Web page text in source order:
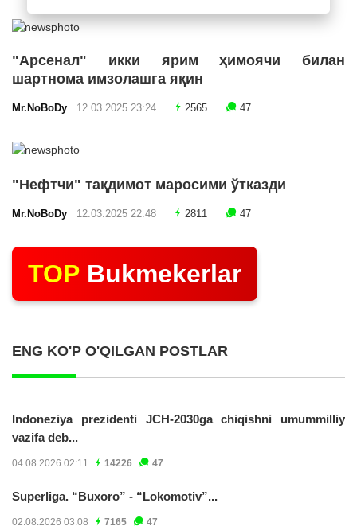
"Арсенал" икки ярим ҳимоячи билан
шартнома имзолашга яқин
Mr.NoBoDy 12.03.2025 23:24 2565 47
"Нефтчи" тақдимот маросими ўтказди
Mr.NoBoDy 12.03.2025 22:48 2811 47
TOP Bukmekerlar
ENG KO'P O'QILGAN POSTLAR
Indoneziya prezidenti JCH-2030ga chiqishni umummilliy
vazifa deb...
04.08.2026 02:11 14226 47
Superliga. “Buxoro” - “Lokomotiv”...
02.08.2026 03:08 7165 47